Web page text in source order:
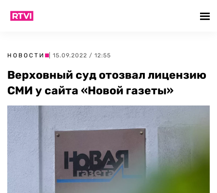
НОВОСТИ | 15.09.2022 / 12:55
Верховный суд отозвал лицензию
СМИ у сайта «Новой газеты»